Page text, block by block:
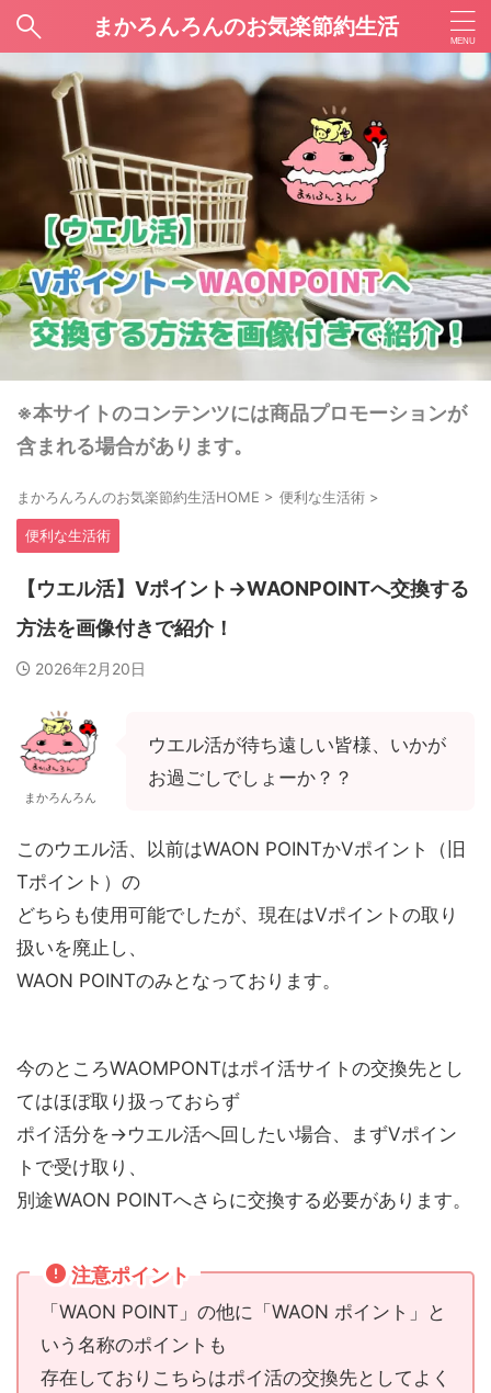
まかろんろんのお気楽節約生活
※本サイトのコンテンツには商品プロモーションが
含まれる場合があります。
まかろんろんのお気楽節約生活HOME > 便利な生活術 >
便利な生活術
【ウエル活】Vポイント→WAONPOINTへ交換する
方法を画像付きで紹介！
2026年2月20日
まかろんろん
ウエル活が待ち遠しい皆様、いかが
お過ごしでしょーか？？
このウエル活、以前はWAON POINTかVポイント（旧
Tポイント）の
どちらも使用可能でしたが、現在はVポイントの取り
扱いを廃止し、
WAON POINTのみとなっております。
今のところWAOMPONTはポイ活サイトの交換先とし
てはほぼ取り扱っておらず
ポイ活分を→ウエル活へ回したい場合、まずVポイン
トで受け取り、
別途WAON POINTへさらに交換する必要があります。
注意ポイント
「WAON POINT」の他に「WAON ポイント」と
いう名称のポイントも
存在しておりこちらはポイ活の交換先としてよく